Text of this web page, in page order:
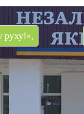
руху!»,